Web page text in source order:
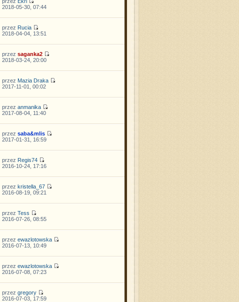
2018-05-30, 07:44
przez Rucia
2018-04-04, 13:51
przez saganka2
2018-03-24, 20:00
przez Mazia Draka
2017-11-01, 00:02
przez anmanika
2017-08-04, 11:40
przez saba&mlis
2017-01-31, 16:59
przez Regis74
2016-10-24, 17:16
przez kristella_67
2016-08-19, 09:21
przez Tess
2016-07-26, 08:55
przez ewazlotowska
2016-07-13, 10:49
przez ewazlotowska
2016-07-08, 07:23
przez gregory
2016-07-03, 17:59